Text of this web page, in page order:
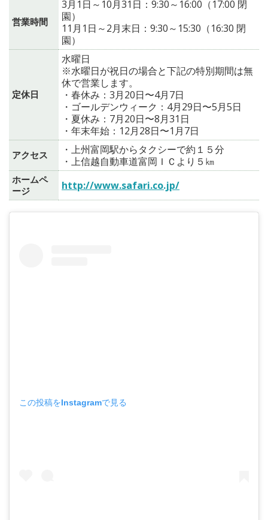
営業時間
3月1日～10月31日：9:30～16:00（17:00 閉
園）
11月1日～2月末日：9:30～15:30（16:30 閉
園）
定休日
水曜日
※水曜日が祝日の場合と下記の特別期間は無
休で営業します。
・春休み：3月20日〜4月7日
・ゴールデンウィーク：4月29日〜5月5日
・夏休み：7月20日〜8月31日
・年末年始：12月28日〜1月7日
アクセス
・上州富岡駅からタクシーで約１５分
・上信越自動車道富岡ＩＣより５㎞
ホームペ
ージ
http://www.safari.co.jp/
この投稿をInstagramで見る